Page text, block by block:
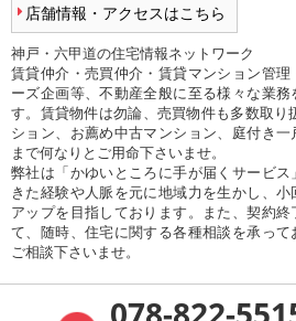
店舗情報・アクセスはこちら
神戸・六甲道の住宅情報ネットワーク
賃貸仲介・売買仲介・賃貸マンション管
ーズ企画等、不動産全般に至る様々な業
す。賃貸物件は勿論、売買物件も多数取り
ション、お薦め中古マンション、庭付き
まで何なりとご用命下さいませ。
弊社は「かゆいところに手が届くサービ
きた経験や人脈を元に地域力を生かし、
アップを目指しております。また、契約
て、随時、住宅に関する各種相談を承っ
ご相談下さいませ。